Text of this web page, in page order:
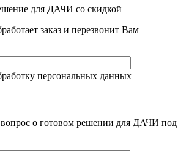
для ДАЧИ со скидкой
заказ и перезвонит Вам
персональных данных
вопрос о готовом решении для ДАЧИ под